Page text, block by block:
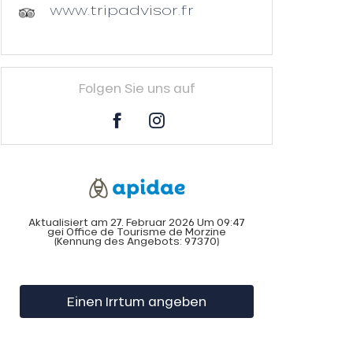
www.tripadvisor.fr
Folgen Sie uns auf
Aktualisiert am 27. Februar 2026 Um 09:47
gei Office de Tourisme de Morzine
(Kennung des Angebots: 97370)
Einen Irrtum angeben